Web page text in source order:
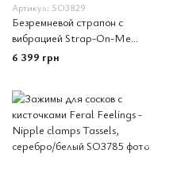
Артикул: SO3829
Безремневой страпон с
вибрацией Strap-On-Me
Vibrating Black L, диаметр
3,7см, пульт ДУ, регулируемый
6 399 грн